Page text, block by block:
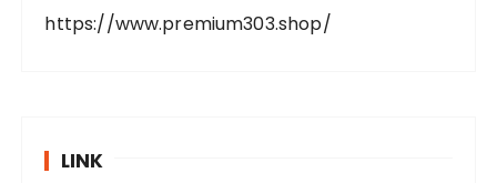
https://www.premium303.shop/
LINK